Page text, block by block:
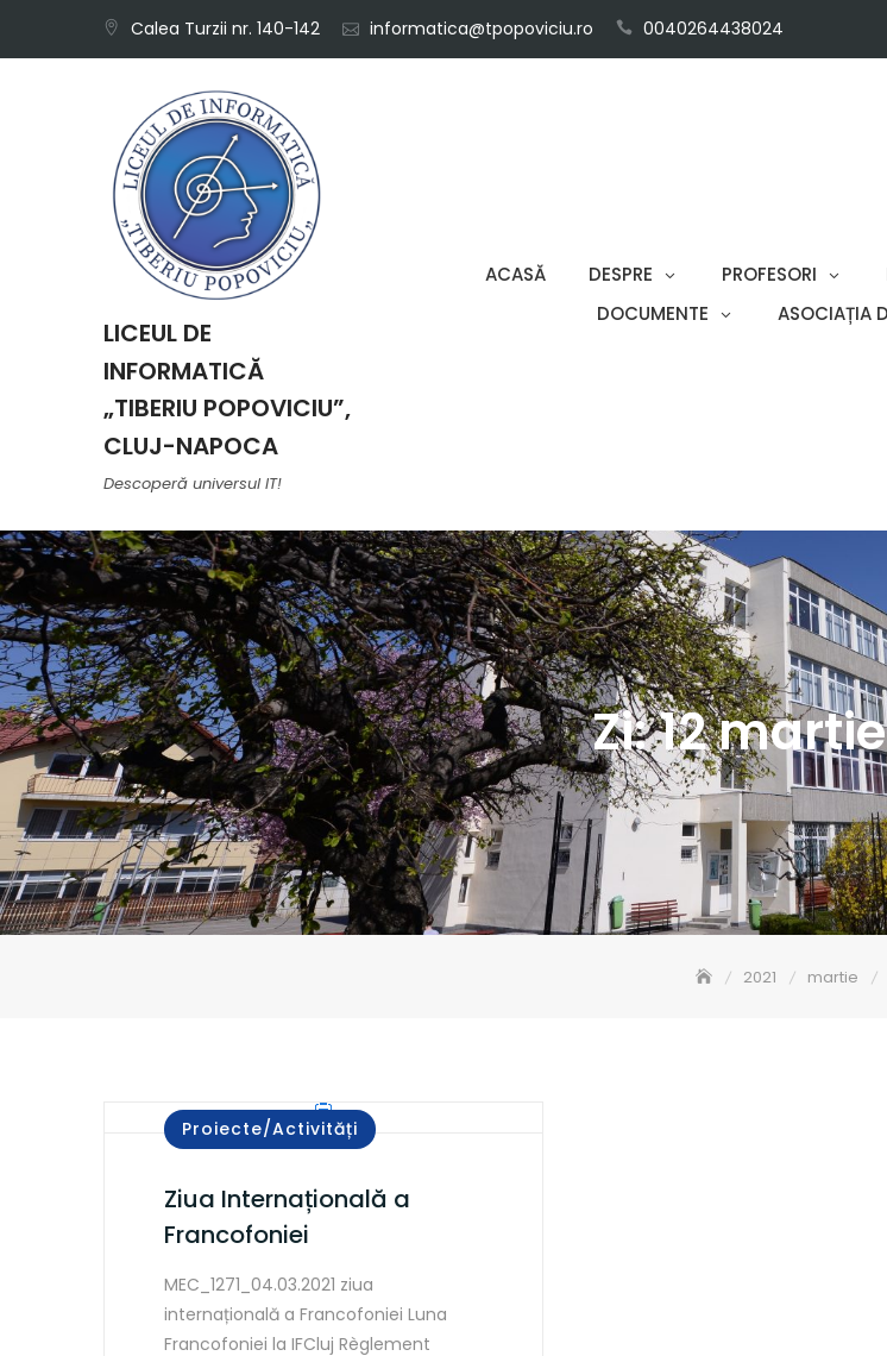
Calea Turzii nr. 140-142 informatica@tpopoviciu.ro 0040264438024
LICEUL DE
INFORMATICĂ
„TIBERIU POPOVICIU”,
CLUJ-NAPOCA
Descoperă universul IT!
ACASĂ DESPRE PROFESORI
DOCUMENTE
ASOCIAȚIA
Zi:12
2021 martie
Proiecte/Activități
Ziua Internațională a
Francofoniei
MEC_1271_04.03.2021 ziua
internațională a Francofoniei Luna
Francofoniei la IFCluj Règlement